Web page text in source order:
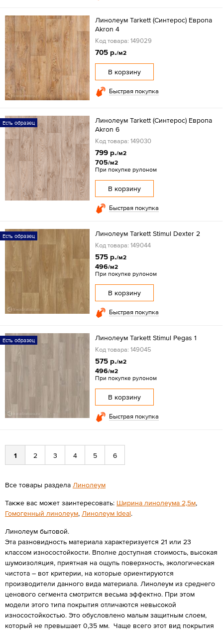
Линолеум Tarkett (Синтерос) Европа
Akron 4
Код товара: 149029
705 р./м2
В корзину
Быстрая покупка
Есть образец
Линолеум Tarkett (Синтерос) Европа
Akron 6
Код товара: 149030
799 р./м2
705/м2
При покупке рулоном
В корзину
Быстрая покупка
Есть образец Линолеум Tarkett Stimul Dexter 2
Код товара: 149044
575 р./м2
496/м2
При покупке рулоном
В корзину
Быстрая покупка
Есть образец Линолеум Tarkett Stimul Pegas 1
Код товара: 149045
575 р./м2
496/м2
При покупке рулоном
В корзину
Быстрая покупка
1 2 3 4 5 6
Все товары раздела Линолеум
Также вас может заинтересовать: Ширина линолеума 2,5м,
Гомогенный линолеум, Линолеум Ideal.
Линолеум бытовой.
Эта разновидность материала характеризуется 21 или 23
классом износостойкости. Вполне доступная стоимость, высокая
шумоизоляция, приятная на ощупь поверхность, экологическая
чистота – вот критерии, на которые ориентируются
производители данного вида материала. Линолеум из среднего
ценового сегмента смотрится весьма эффектно. При этом
модели этого типа покрытия отличаются невысокой
износостойкостью. Это обусловлено малым защитным слоем,
который не превышает 0,35 мм. Чаще всего этот вид покрытия